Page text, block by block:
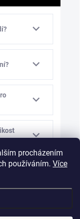
procházením
používáním. Více